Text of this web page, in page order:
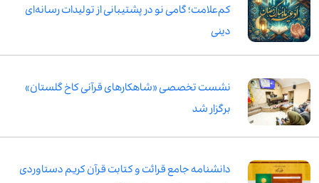
کم‌علامت؛ گامی نو در پشتیبانی از تولیدات رسانه‌ای
دینی
نشست تخصصی «شاهکارهای قرآنی کاخ گلستان»
برگزار شد
دانشنامه جامع قرائت و کتابت قرآن کریم دستاوردی